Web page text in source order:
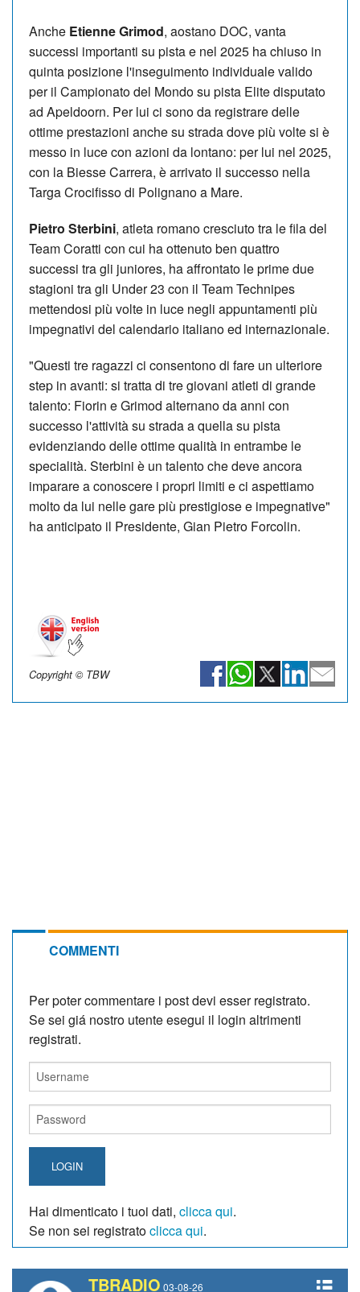
Anche Etienne Grimod, aostano DOC, vanta
successi importanti su pista e nel 2025 ha chiuso in
quinta posizione l'inseguimento individuale valido
per il Campionato del Mondo su pista Elite disputato
ad Apeldoorn. Per lui ci sono da registrare delle
ottime prestazioni anche su strada dove più volte si è
messo in luce con azioni da lontano: per lui nel 2025,
con la Biesse Carrera, è arrivato il successo nella
Targa Crocifisso di Polignano a Mare.
Pietro Sterbini, atleta romano cresciuto tra le fila del
Team Coratti con cui ha ottenuto ben quattro
successi tra gli juniores, ha affrontato le prime due
stagioni tra gli Under 23 con il Team Technipes
mettendosi più volte in luce negli appuntamenti più
impegnativi del calendario italiano ed internazionale.
"Questi tre ragazzi ci consentono di fare un ulteriore
step in avanti: si tratta di tre giovani atleti di grande
talento: Fiorin e Grimod alternano da anni con
successo l'attività su strada a quella su pista
evidenziando delle ottime qualità in entrambe le
specialità. Sterbini è un talento che deve ancora
imparare a conoscere i propri limiti e ci aspettiamo
molto da lui nelle gare più prestigiose e impegnative"
ha anticipato il Presidente, Gian Pietro Forcolin.
Copyright © TBW
COMMENTI
Per poter commentare i post devi esser registrato.
Se sei giá nostro utente esegui il login altrimenti
registrati.
LOGIN
Hai dimenticato i tuoi dati, clicca qui.
Se non sei registratoclicca qui.
TBRADIO 03-08-26